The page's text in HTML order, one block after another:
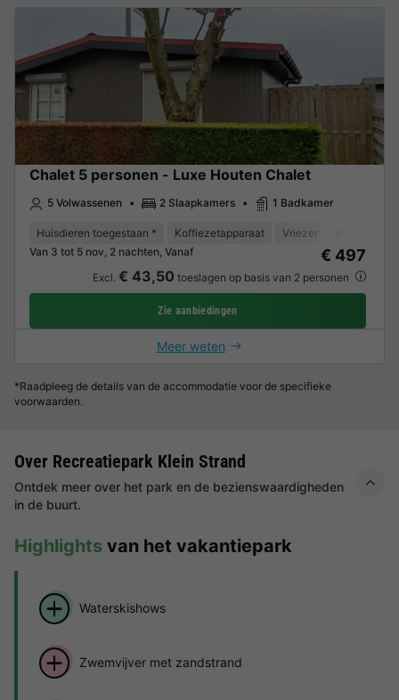
Chalet 5 personen - Luxe Houten Chalet
5 Volwassenen 2 Slaapkamers 1 Badkamer
Huisdieren toegestaan * Koffiezetapparaat Vriezer
Van 3 tot 5 nov, 2 nachten, Vanaf
€ 497
Excl. € 43,50 toeslagen op basis van 2 personen
Zie aanbiedingen
Meer weten
*Raadpleeg de details van de accommodatie voor de specifieke
voorwaarden.
Over Recreatiepark Klein Strand
Ontdek meer over het park en de bezienswaardigheden
in de buurt.
Highlights van het vakantiepark
Waterskishows
Zwemvijver met zandstrand